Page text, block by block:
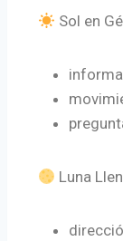
Sol en
Luna